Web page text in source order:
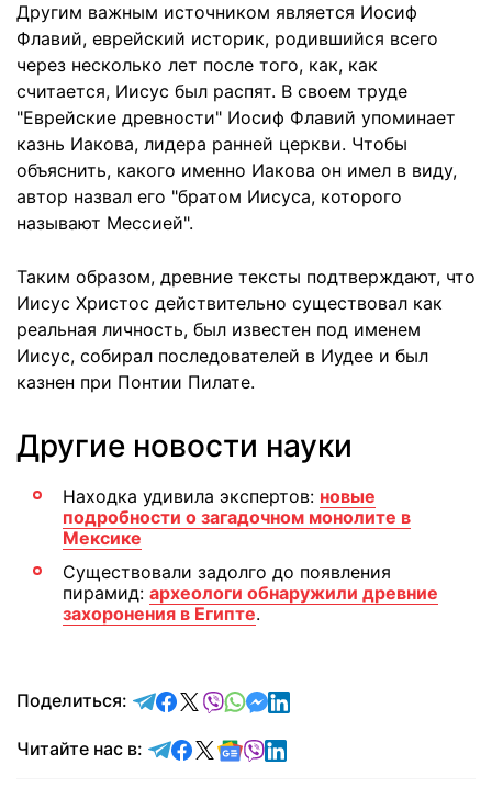
Другим важным источником является Иосиф
Флавий, еврейский историк, родившийся всего
через несколько лет после того, как, как
считается, Иисус был распят. В своем труде
"Еврейские древности" Иосиф Флавий упоминает
казнь Иакова, лидера ранней церкви. Чтобы
объяснить, какого именно Иакова он имел в виду,
автор назвал его "братом Иисуса, которого
называют Мессией".
Таким образом, древние тексты подтверждают, что
Иисус Христос действительно существовал как
реальная личность, был известен под именем
Иисус, собирал последователей в Иудее и был
казнен при Понтии Пилате.
Другие новости науки
Находка удивила экспертов: новые
подробности о загадочном монолите в
Мексике
Существовали задолго до появления
пирамид: археологи обнаружили древние
захоронения в Египте.
Поделиться: отправить в Telegram
поделиться в Facebook
поделиться в X
отправить в Viber
отправить в Whatsapp
отправить в Messenger
отправить в LinkedIn
Читайте нас в: Читайте в Telegram
Читайте в Facebook
Читайте в X
Читайте в Google news
Читайте в Viber
Читайте в LinkedIn